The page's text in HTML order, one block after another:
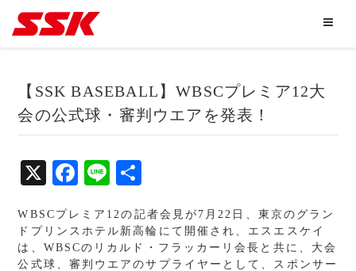
【SSK BASEBALL】WBSCプレミア12大
会の公式球・審判ウエアを発表！
X
Fa
bo
ok
Li
WBSCプレミア12の記者会見が7月22日、東京のグラン
ドプリンスホテル新高輪にて開催され、エスエスケイ
は、WBSCのリカルド・フラッカーリ会長と共に、大会
公式球、審判ウエアのサプライヤーとして、スポンサー